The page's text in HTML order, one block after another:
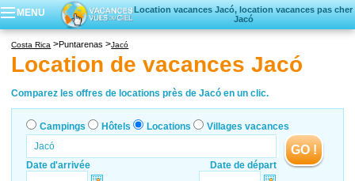
MENU
Location vacances Jacó, location vacances pas cher
Jacó
Locations vacances
Villages vacances
Costa Rica Puntarenas Jacó
Location de vacances Jacó
Comparez les offres de locations près de Jacó en un clic.
Campings Hôtels Locations Villages vacances
Date d'arrivée Date de départ
GO !